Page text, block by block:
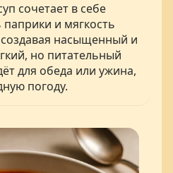
сочетает в себе
и мягкость
насыщенный и
но питательный
для обеда или ужина,
погоду.